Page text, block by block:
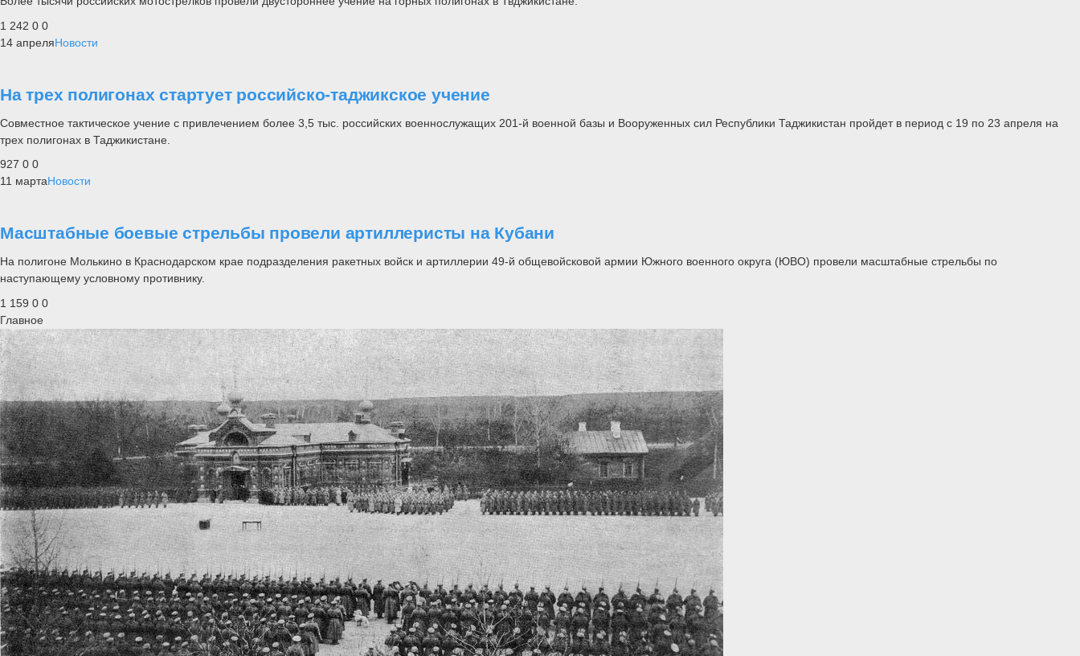
1 242 0 0
14 апреляНовости
На трех полигонах стартует российско-таджикское учение
Совместное тактическое учение с привлечением более 3,5 тыс. российских военнослужащих 201-й военной базы и Вооруженных сил Республики Таджикистан пройдет в период с 19 по 23 апреля на
трех полигонах в Таджикистане.
927 0 0
11 мартаНовости
Масштабные боевые стрельбы провели артиллеристы на Кубани
На полигоне Молькино в Краснодарском крае подразделения ракетных войск и артиллерии 49-й общевойсковой армии Южного военного округа (ЮВО) провели масштабные стрельбы по
наступающему условному противнику.
1 159 0 0
Главное